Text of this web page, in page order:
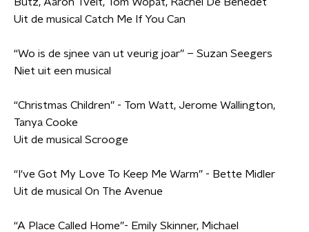
Uit de musical Catch Me If You Can
“Wo is de sjnee van ut veurig joar” – Suzan Seegers
Niet uit een musical
“Christmas Children” - Tom Watt, Jerome Wallington,
Tanya Cooke
Uit de musical Scrooge
“I've Got My Love To Keep Me Warm” - Bette Midler
Uit de musical On The Avenue
“A Place Called Home”- Emily Skinner, Michael